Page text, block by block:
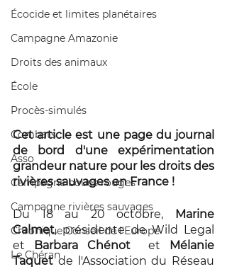
Écocide et limites planétaires
Campagne Amazonie
Droits des animaux
École
Procès-simulés
Combats
Asso
Campagne boues rouges
Campagne rivières sauvages
Chronique Conseil de l'Europe
Le Chéran
Cet article est une page du journal
de bord d'une expérimentation
grandeur nature pour les droits des
rivières sauvages en France !
Du 18 au 20 octobre,
Marine
Calmet, présidente de Wild Legal
et
Barbara Chénot
  et
Mélanie
Taquet de l'Association du Réseau